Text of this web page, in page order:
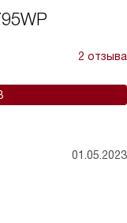
2 отзыва
01.05.2023